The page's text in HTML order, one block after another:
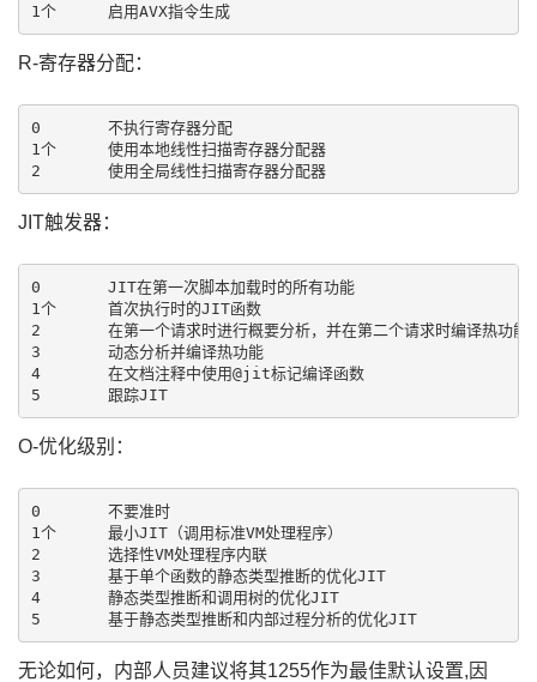
1个	启用AVX指令生成
R-寄存器分配：
0	不执行寄存器分配
1个	使用本地线性扫描寄存器分配器
2	使用全局线性扫描寄存器分配器
JIT触发器：
0	JIT在第一次脚本加载时的所有功能
1个	首次执行时的JIT函数
2	在第一个请求时进行概要分析，并在第二个请求时编译热功能
3	动态分析并编译热功能
4	在文档注释中使用@jit标记编译函数
5	跟踪JIT
O-优化级别：
0	不要准时
1个	最小JIT（调用标准VM处理程序）
2	选择性VM处理程序内联
3	基于单个函数的静态类型推断的优化JIT
4	静态类型推断和调用树的优化JIT
5	基于静态类型推断和内部过程分析的优化JIT
无论如何，内部人员建议将其1255作为最佳默认设置,因